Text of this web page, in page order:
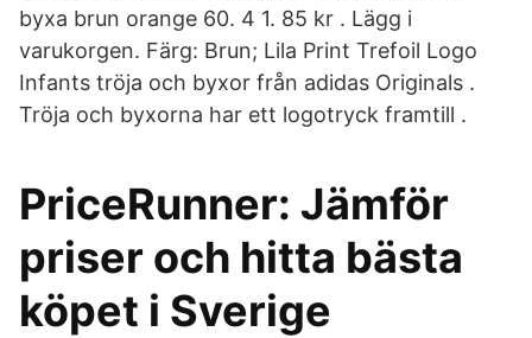
byxa brun orange 60. 4 1. 85 kr . Lägg i
varukorgen. Färg: Brun; Lila Print Trefoil Logo
Infants tröja och byxor från adidas Originals .
Tröja och byxorna har ett logotryck framtill .
PriceRunner: Jämför
priser och hitta bästa
köpet i Sverige